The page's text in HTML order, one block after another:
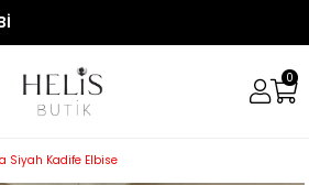
0
Siyah Kadife Elbise